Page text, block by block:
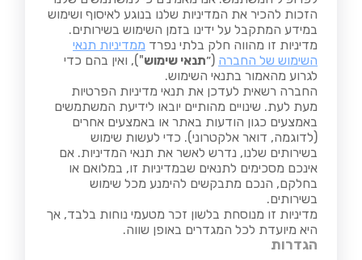
הזכות להכיר את המדיניות שלנו בנוגע לאיסוף ושימוש
במידע המתקבל על ידינו בזמן השימוש בשירותים.
מדיניות זו מהווה חלק בלתי נפרד ממדיניות תנאי
השימוש של החברה (״תנאי שימוש"), ואין בהם כדי
לגרוע מהאמור בתנאי השימוש.
החברה רשאית לעדכן את תנאי מדיניות הפרטיות
מעת לעת. שינויים מהותיים יובאו לידיעת המשתמשים
באמצעים כגון הודעות באתר או באמצעים אחרים
(לדוגמה, דואר אלקטרוני). כדי לעשות שימוש
בשירותים שלנו, נדרש לאשר את תנאי המדיניות. אם
אינכם מסכימים לתנאים שבמדיניות זו, במלואם או
בחלקם, הנכם מתבקשים להימנע מכל שימוש
בשירותים.
מדיניות זו מנוסחת בלשון זכר מטעמי נוחות בלבד, אך
היא מיועדת לכל המגדרים באופן שווה.
הגדרות